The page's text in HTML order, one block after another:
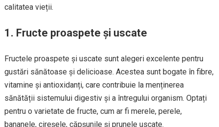
calitatea vieții.
1. Fructe proaspete și uscate
Fructele proaspete și uscate sunt alegeri excelente pentru
gustări sănătoase și delicioase. Acestea sunt bogate în fibre,
vitamine și antioxidanți, care contribuie la menținerea
sănătății sistemului digestiv și a întregului organism. Optați
pentru o varietate de fructe, cum ar fi merele, perele,
bananele, cireșele, căpșunile și prunele uscate.